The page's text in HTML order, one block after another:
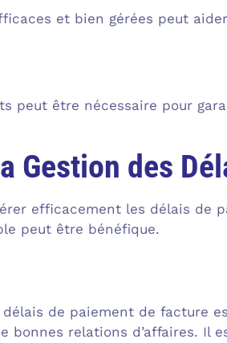
et bien gérées peut
peut être nécessaire pour
Gestion des
efficacement les délais de
peut être bénéfique.
de paiement de facture
relations d’affaires. Il